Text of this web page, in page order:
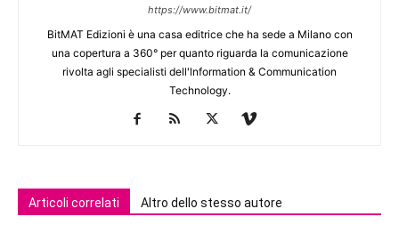
https://www.bitmat.it/
BitMAT Edizioni è una casa editrice che ha sede a Milano con
una copertura a 360° per quanto riguarda la comunicazione
rivolta agli specialisti dell'lnformation & Communication
Technology.
Articoli correlati Altro dello stesso autore